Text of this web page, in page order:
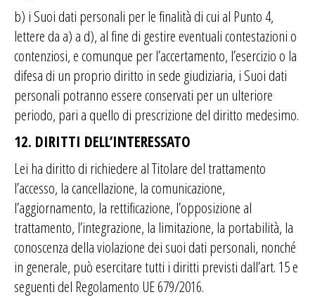
b) i Suoi dati personali per le finalità di cui al Punto 4,
lettere da a) a d), al fine di gestire eventuali contestazioni o
contenziosi, e comunque per l’accertamento, l’esercizio o la
difesa di un proprio diritto in sede giudiziaria, i Suoi dati
personali potranno essere conservati per un ulteriore
periodo, pari a quello di prescrizione del diritto medesimo.
12. DIRITTI DELL’INTERESSATO
Lei ha diritto di richiedere al Titolare del trattamento
l’accesso, la cancellazione, la comunicazione,
l’aggiornamento, la rettificazione, l’opposizione al
trattamento, l’integrazione, la limitazione, la portabilità, la
conoscenza della violazione dei suoi dati personali, nonché
in generale, può esercitare tutti i diritti previsti dall’art. 15 e
seguenti del Regolamento UE 679/2016.